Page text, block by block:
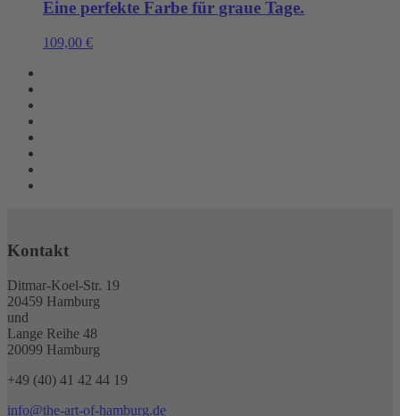
Eine perfekte Farbe für graue Tage.
109,00 €
Kontakt
Ditmar-Koel-Str. 19
20459 Hamburg
und
Lange Reihe 48
20099 Hamburg
+49 (40) 41 42 44 19
info@the-art-of-hamburg.de